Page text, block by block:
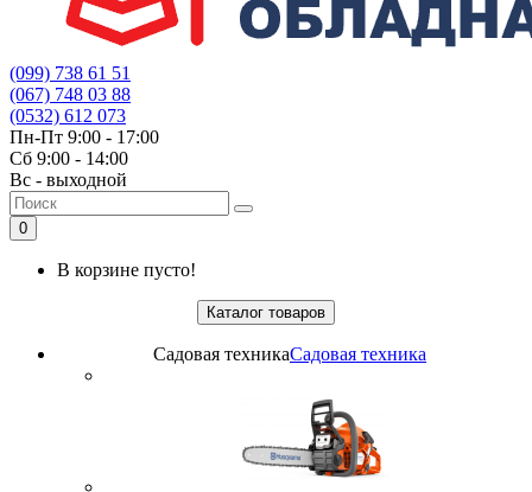
(099) 738 61 51
(067) 748 03 88
(0532) 612 073
Пн-Пт 9:00 - 17:00
Сб 9:00 - 14:00
Вс - выходной
0
В корзине пусто!
Каталог товаров
Садовая техникаСадовая техника